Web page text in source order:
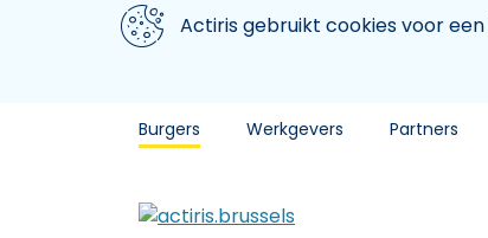
Aller au contenu principal
We gebruiken cookiesActiris gebruikt cookies voor
Burgers Werkgevers Partners